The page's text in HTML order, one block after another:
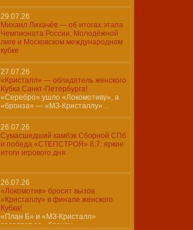
29.07.26
Михаил Лихачёв — об итогах этапа
Чемпионата России, Молодёжной
лиге и Московском международном
кубке
27.07.26
«Кристалл» — обладатель женского
Кубка Санкт-Петербурга!
«Серебро» ушло «Локомотиву», а
«бронза» — «МЗ-Кристаллу»…
26.07.26
Сумасшедший камбэк Сборной СПб
и победа «СТЕПСТРОЯ» 8:7: яркие
итоги игрового дня
26.07.26
«Локомотив» бросит вызов
«Кристаллу» в финале женского
Кубка!
«План Б» и «МЗ-Кристалл»
сразятся за «бронзу»…